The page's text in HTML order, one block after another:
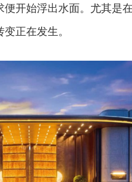
便开始浮出水面。尤其
正在发生。